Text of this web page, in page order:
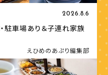
2026.8.6
駐車場あり＆子連れ家族
えひめのあぷり編集部